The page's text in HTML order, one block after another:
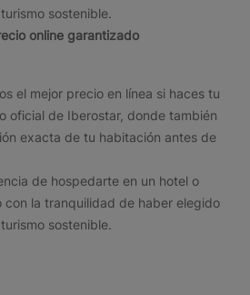
sostenible.
online garantizado
el mejor precio en línea si haces tu
oficial de Iberostar, donde también
exacta de tu habitación antes de
de hospedarte en un hotel o
con la tranquilidad de haber elegido
sostenible.